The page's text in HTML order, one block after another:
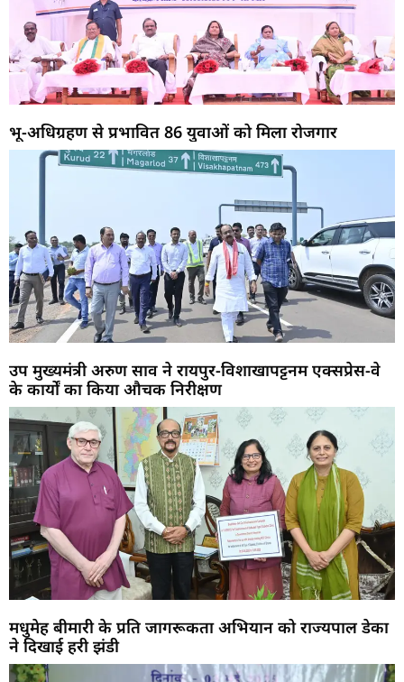
भू-अधिग्रहण से प्रभावित 86 युवाओं को मिला रोजगार
उप मुख्यमंत्री अरुण साव ने रायपुर-विशाखापट्टनम एक्सप्रेस-वे
के कार्यों का किया औचक निरीक्षण
मधुमेह बीमारी के प्रति जागरूकता अभियान को राज्यपाल डेका
ने दिखाई हरी झंडी